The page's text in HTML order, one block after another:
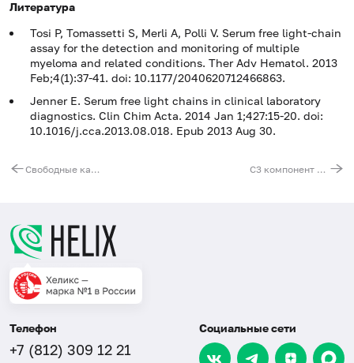
Литература
Tosi P, Tomassetti S, Merli A, Polli V. Serum free light-chain
assay for the detection and monitoring of multiple
myeloma and related conditions. Ther Adv Hematol. 2013
Feb;4(1):37-41. doi: 10.1177/2040620712466863.
Jenner E. Serum free light chains in clinical laboratory
diagnostics. Clin Chim Acta. 2014 Jan 1;427:15-20. doi:
10.1016/j.cca.2013.08.018. Epub 2013 Aug 30.
Свободные каппа- и лямбда-цепи иммуноглобулинов в моче, IgG С3 компонент комплемента
Телефон
+7 (812) 309 12 21
Социальные сети